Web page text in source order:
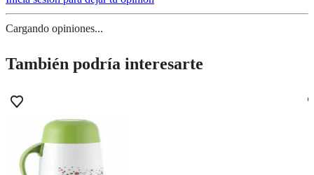
Cargando opiniones...
También podría interesarte